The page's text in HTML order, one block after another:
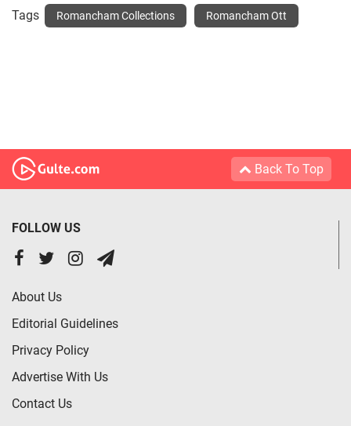
Tags Romancham Collections Romancham Ott
Back To Top
FOLLOW US
About Us
Editorial Guidelines
Privacy Policy
Advertise With Us
Contact Us